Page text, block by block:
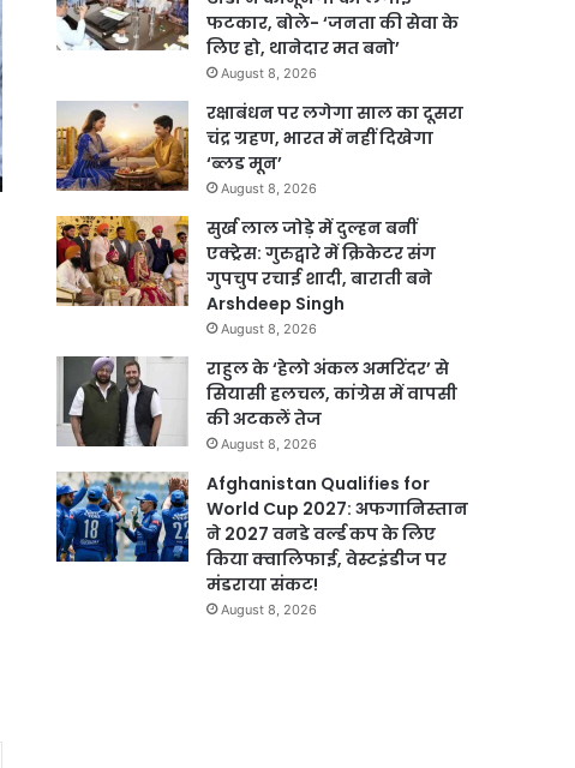
फटकार, बोले- ‘जनता की सेवा के
लिए हो, थानेदार मत बनो’
August 8, 2026
रक्षाबंधन पर लगेगा साल का दूसरा
चंद्र ग्रहण, भारत में नहीं दिखेगा
‘ब्लड मून’
August 8, 2026
सुर्ख लाल जोड़े में दुल्हन बनीं
एक्ट्रेस: गुरुद्वारे में क्रिकेटर संग
गुपचुप रचाई शादी, बाराती बने
Arshdeep Singh
August 8, 2026
राहुल के ‘हेलो अंकल अमरिंदर’ से
सियासी हलचल, कांग्रेस में वापसी
की अटकलें तेज
August 8, 2026
Afghanistan Qualifies for
World Cup 2027: अफगानिस्तान
ने 2027 वनडे वर्ल्ड कप के लिए
किया क्वालिफाई, वेस्टइंडीज पर
मंडराया संकट!
August 8, 2026